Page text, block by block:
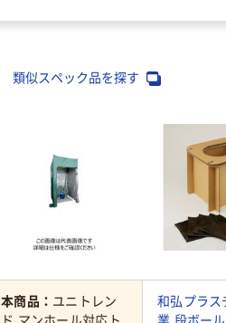
類似スペック品を探す
本商品： ユニトレン
ド マンホール対応ト
和弘プラス
業 段ボー